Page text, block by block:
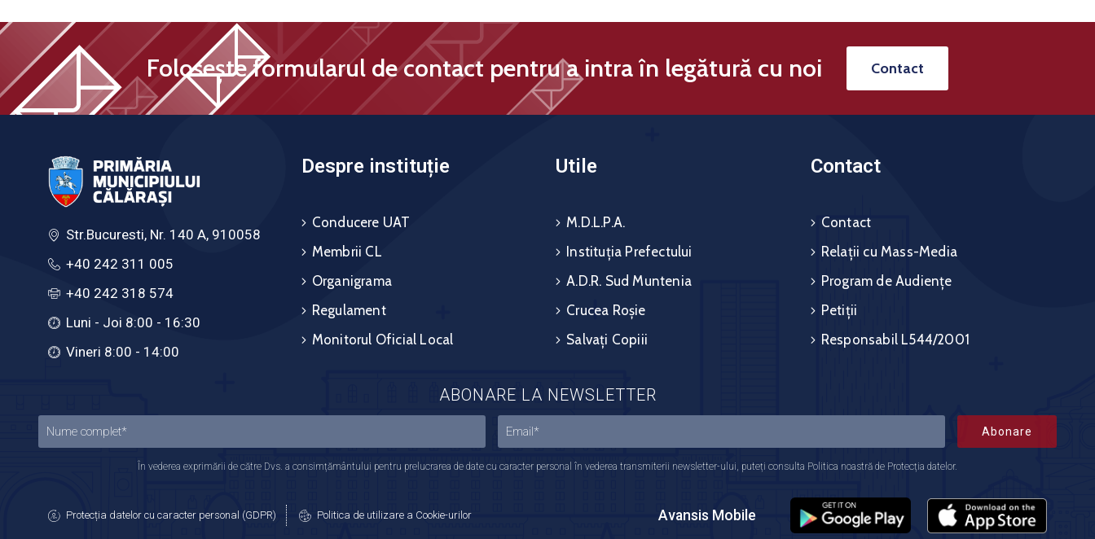
Folosește formularul de contact pentru a intra în legătură cu noi Contact
Str.Bucuresti, Nr. 140 A, 910058
+40 242 311 005
+40 242 318 574
Luni - Joi 8:00 - 16:30
Vineri 8:00 - 14:00
Despre instituție
Conducere UAT
Membrii CL
Organigrama
Regulament
Monitorul Oficial Local
Utile
M.D.L.P.A.
Instituția Prefectului
A.D.R. Sud Muntenia
Crucea Roșie
Salvați Copiii
Contact
Contact
Relații cu Mass-Media
Program de Audiențe
Petiții
Responsabil L544/2001
ABONARE LA NEWSLETTER
Abonare
În vederea exprimării de către Dvs. a consimțământului pentru prelucrarea de date cu caracter personal în vederea transmiterii newsletter-ului, puteți consulta Politica noastră de Protecția datelor.
Protecția datelor cu caracter personal (GDPR) Politica de utilizare a Cookie-urilor Avansis Mobile